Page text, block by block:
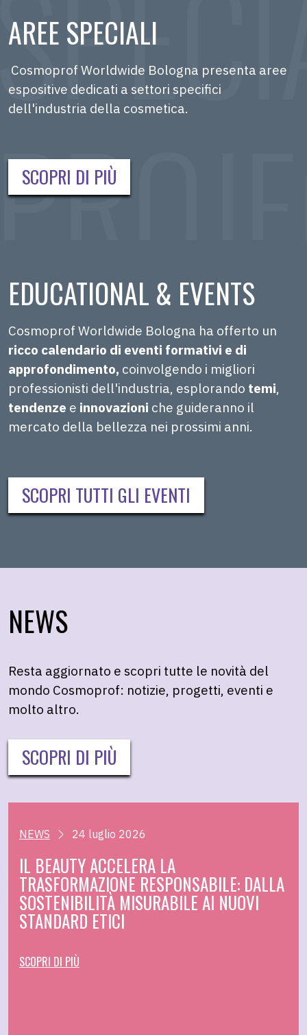
AREE SPECIALI
Cosmoprof Worldwide Bologna presenta aree
espositive dedicati a settori specifici
dell'industria della cosmetica.
SCOPRI DI PIÙ
EDUCATIONAL & EVENTS
Cosmoprof Worldwide Bologna ha offerto un
ricco calendario di eventi formativi e di
approfondimento, coinvolgendo i migliori
professionisti dell'industria, esplorando temi,
tendenze e innovazioni che guideranno il
mercato della bellezza nei prossimi anni.
SCOPRI TUTTI GLI EVENTI
NEWS
Resta aggiornato e scopri tutte le novità del
mondo Cosmoprof: notizie, progetti, eventi e
molto altro.
SCOPRI DI PIÙ
NEWS 24 luglio 2026
IL BEAUTY ACCELERA LA
TRASFORMAZIONE RESPONSABILE: DALLA
SOSTENIBILITÀ MISURABILE AI NUOVI
STANDARD ETICI
SCOPRI DI PIÙ